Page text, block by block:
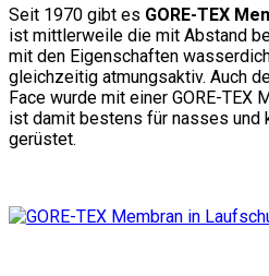
Seit 1970 gibt es GORE-TEX
ist mittlerweile die mit Abstand
mit den Eigenschaften
gleichzeitig atmungsaktiv. Auch
Face wurde mit einer GORE-TEX
ist damit bestens für nasses und
gerüstet.